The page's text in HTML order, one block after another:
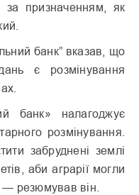
за призначенням, як
банк” вказав, що
є розмінування
банк» налагоджує
розмінування.
забруднені землі
аби аграрії могли
— резюмував він.